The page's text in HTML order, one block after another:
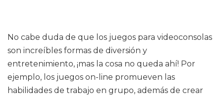
No cabe duda de que los juegos para videoconsolas
son increíbles formas de diversión y
entretenimiento, ¡mas la cosa no queda ahí! Por
ejemplo, los juegos on-line promueven las
habilidades de trabajo en grupo, además de crear